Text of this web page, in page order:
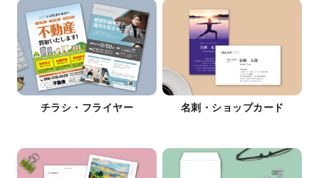
チラシ・フライヤー 名刺・ショップカード